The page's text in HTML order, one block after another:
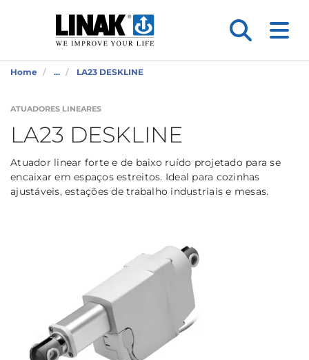
Home ... LA23 DESKLINE
ATUADORES LINEARES
LA23 DESKLINE
Atuador linear forte e de baixo ruído projetado para se
encaixar em espaços estreitos. Ideal para cozinhas
ajustáveis, estações de trabalho industriais e mesas.